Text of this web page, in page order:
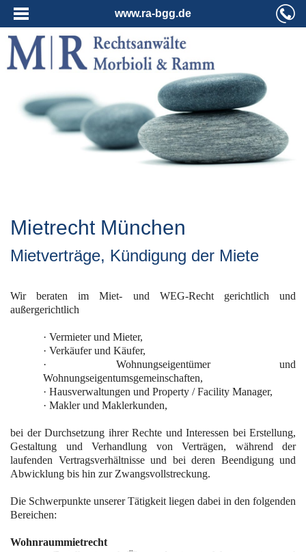
www.ra-bgg.de
Mietrecht München
Mietverträge, Kündigung der Miete
Wir beraten im Miet- und WEG-Recht gerichtlich und
außergerichtlich
· Vermieter und Mieter,
· Verkäufer und Käufer,
· Wohnungseigentümer und
Wohnungseigentumsgemeinschaften,
· Hausverwaltungen und Property / Facility Manager,
· Makler und Maklerkunden,
bei der Durchsetzung ihrer Rechte und Interessen bei Erstellung,
Gestaltung und Verhandlung von Verträgen, während der
laufenden Vertragsverhältnisse und bei deren Beendigung und
Abwicklung bis hin zur Zwangsvollstreckung.
Die Schwerpunkte unserer Tätigkeit liegen dabei in den folgenden
Bereichen:
Wohnraummietrecht